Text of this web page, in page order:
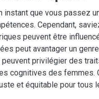
instant que vous passez
Cependant,
peuvent être
peut avantager un
peuvent privilégier des
cognitives des femmes.
et équitable pour tous